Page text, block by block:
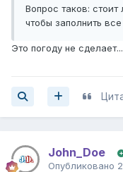
Вопрос таков:
чтобы заполнить
Это погоду не
John_Doe
Опубликовано